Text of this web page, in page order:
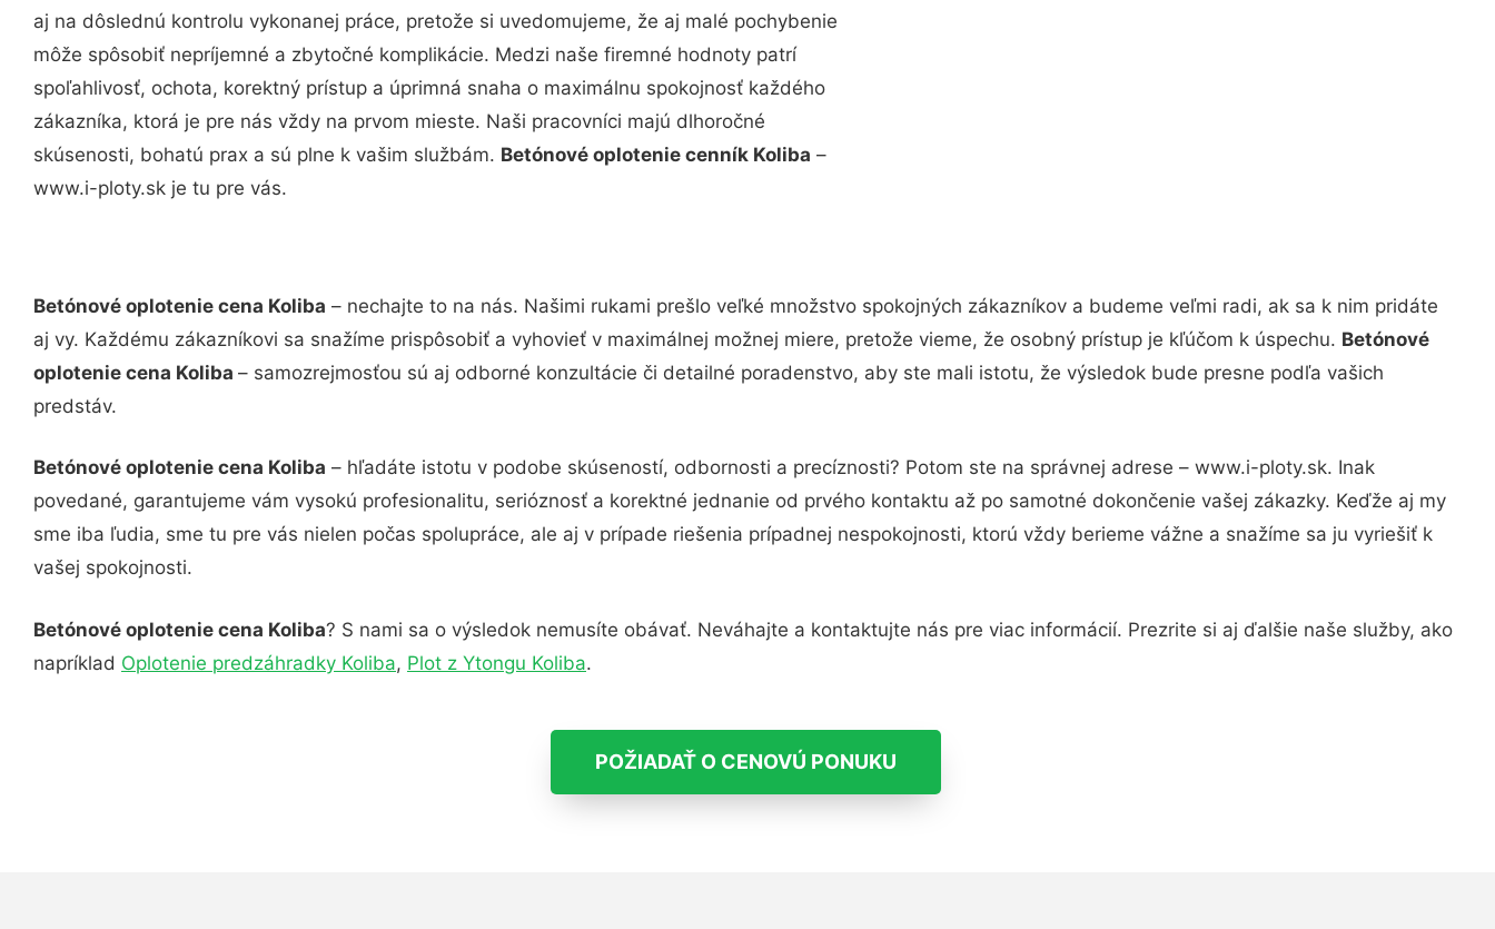
aj na dôslednú kontrolu vykonanej práce, pretože si uvedomujeme, že aj malé pochybenie
môže spôsobiť nepríjemné a zbytočné komplikácie. Medzi naše firemné hodnoty patrí
spoľahlivosť, ochota, korektný prístup a úprimná snaha o maximálnu spokojnosť každého
zákazníka, ktorá je pre nás vždy na prvom mieste. Naši pracovníci majú dlhoročné
skúsenosti, bohatú prax a sú plne k vašim službám. Betónové oplotenie cenník Koliba –
www.i-ploty.sk je tu pre vás.
Betónové oplotenie cena Koliba – nechajte to na nás. Našimi rukami prešlo veľké množstvo spokojných zákazníkov a budeme veľmi radi, ak sa k nim pridáte
aj vy. Každému zákazníkovi sa snažíme prispôsobiť a vyhovieť v maximálnej možnej miere, pretože vieme, že osobný prístup je kľúčom k úspechu. Betónové
oplotenie cena Koliba – samozrejmosťou sú aj odborné konzultácie či detailné poradenstvo, aby ste mali istotu, že výsledok bude presne podľa vašich
predstáv.
Betónové oplotenie cena Koliba – hľadáte istotu v podobe skúseností, odbornosti a precíznosti? Potom ste na správnej adrese – www.i-ploty.sk. Inak
povedané, garantujeme vám vysokú profesionalitu, serióznosť a korektné jednanie od prvého kontaktu až po samotné dokončenie vašej zákazky. Keďže aj my
sme iba ľudia, sme tu pre vás nielen počas spolupráce, ale aj v prípade riešenia prípadnej nespokojnosti, ktorú vždy berieme vážne a snažíme sa ju vyriešiť k
vašej spokojnosti.
Betónové oplotenie cena Koliba? S nami sa o výsledok nemusíte obávať. Neváhajte a kontaktujte nás pre viac informácií. Prezrite si aj ďalšie naše služby, ako
napríklad Oplotenie predzáhradky Koliba, Plot z Ytongu Koliba.
POŽIADAŤ O CENOVÚ PONUKU